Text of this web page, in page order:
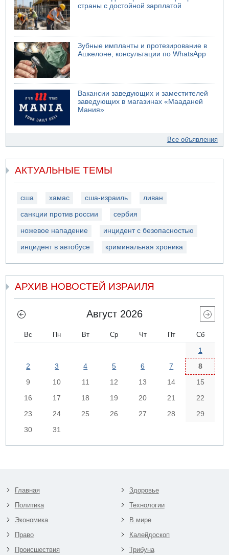
страны с достойной зарплатой
Зубные импланты и протезирование в
Ашкелоне, консультации по WhatsApp
Вакансии заведующих и заместителей
заведующих в магазинах «Мааданей
Мания»
Все объявления
АКТУАЛЬНЫЕ ТЕМЫ
сша хамас сша-израиль ливан
санкции против россии сербия
ножевое нападение инцидент с безопасностью
инцидент в автобусе криминальная хроника
АРХИВ НОВОСТЕЙ ИЗРАИЛЯ
Август 2026
Вс Пн Вт Ср Чт Пт Сб
1
2
3 4 5 6 7
8
9
10 11 12 13 14
15
16
17 18 19 20 21
22
23
24 25 26 27 28
29
30
31
Главная
Политика
Экономика
Право
Происшествия
Здоровье
Технологии
В мире
Калейдоскоп
Трибуна